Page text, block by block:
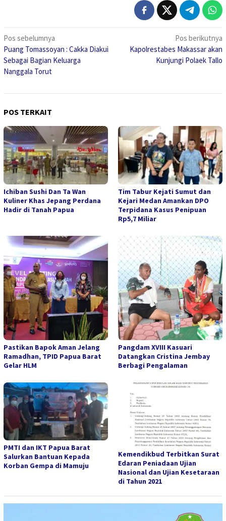
Navigasi
pos
Pos sebelumnya
Puang Tomassoyan : Cakka Diakui
Sebagai Bagian Keluarga
Nanggala Torut
Pos berikutnya
Kapolrestabes Makassar akan
Kunjungi Polaek Tallo
POS TERKAIT
Ichiban Sushi Dan Ta Wan
Kuliner Khas Jepang Perdana
Hadir di Tanah Papua
Tim Tabur Kejati Sumut dan
Kejari Medan Amankan DPO
Terpidana Kasus Penipuan
Rp5,7 Miliar
Pastikan Bapok Aman Jelang
Ramadhan, TPID Papua Barat
Gelar HLM
Pangdam XVIII Kasuari
Datangkan Cristina Jembay
Berbagi Pengalaman
PMTI dan IKT Papua Barat
Salurkan Bantuan Kepada
Korban Gempa di Mamuju
Kemendikbud Terbitkan Surat
Edaran Peniadaan Ujian
Nasional dan Ujian Kesetaraan
di Tahun 2021